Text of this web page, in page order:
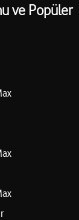
ve Popüler